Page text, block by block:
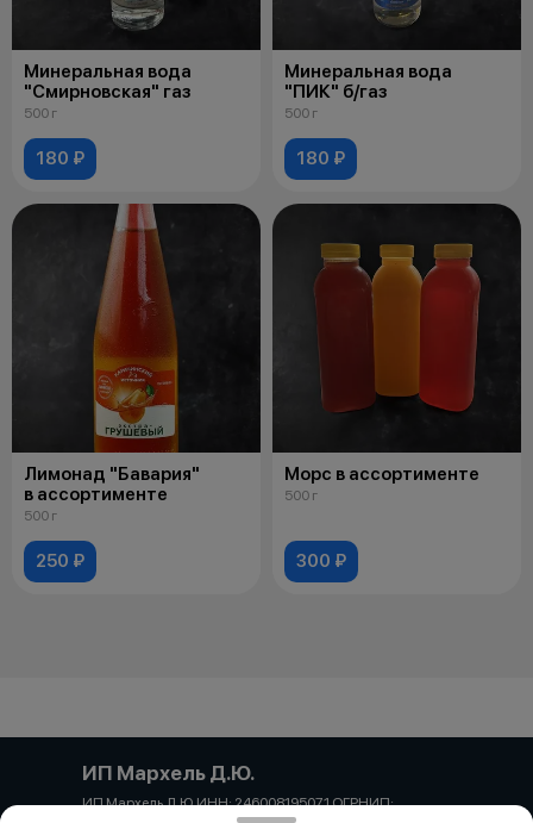
Минеральная вода
"Смирновская" газ
500 г
180 ₽
Минеральная вода
"ПИК" б/газ
500 г
180 ₽
Лимонад "Бавария"
в ассортименте
500 г
250 ₽
Морс в ассортименте
500 г
300 ₽
ИП Мархель Д.Ю.
ИП Мархель Д.Ю. ИНН: 246008195071 ОГРНИП: